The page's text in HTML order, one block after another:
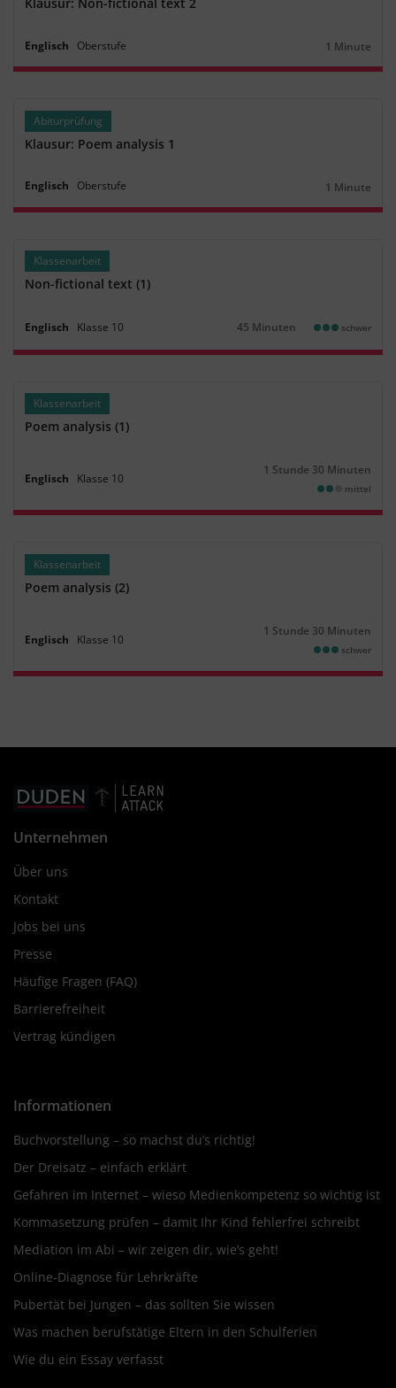
Englisch Oberstufe
Dauer:
1 Minute
Abiturprüfung
Klausur: Poem analysis 1
Englisch Oberstufe
Dauer:
1 Minute
Klassenarbeit
Non-fictional text (1)
Englisch Klasse 10
Dauer:
45 Minuten schwer
Klassenarbeit
Poem analysis (1)
Englisch Klasse 10 Dauer:
1 Stunde 30 Minuten
mittel
Klassenarbeit
Poem analysis (2)
Englisch Klasse 10 Dauer:
1 Stunde 30 Minuten
schwer
Unternehmen
Über uns
Kontakt
Jobs bei uns
Presse
Häufige Fragen (FAQ)
Barrierefreiheit
Vertrag kündigen
Informationen
Buchvorstellung – so machst du’s richtig!
Der Dreisatz – einfach erklärt
Gefahren im Internet – wieso Medienkompetenz so wichtig ist
Kommasetzung prüfen – damit Ihr Kind fehlerfrei schreibt
Mediation im Abi – wir zeigen dir, wie’s geht!
Online-Diagnose für Lehrkräfte
Pubertät bei Jungen – das sollten Sie wissen
Was machen berufstätige Eltern in den Schulferien
Wie du ein Essay verfasst